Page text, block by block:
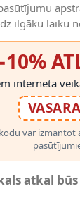
ilgāku laiku
interneta
var izmantot
atkal